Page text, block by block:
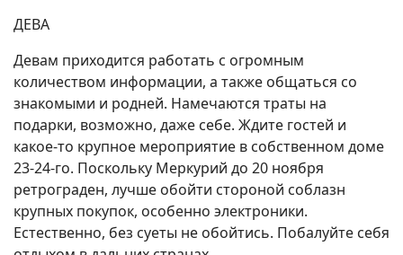
ДЕВА
Девам приходится работать с огромным
количеством информации, а также общаться со
знакомыми и родней. Намечаются траты на
подарки, возможно, даже себе. Ждите гостей и
какое-то крупное мероприятие в собственном доме
23-24-го. Поскольку Меркурий до 20 ноября
ретрограден, лучше обойти стороной соблазн
крупных покупок, особенно электроники.
Естественно, без суеты не обойтись. Побалуйте себя